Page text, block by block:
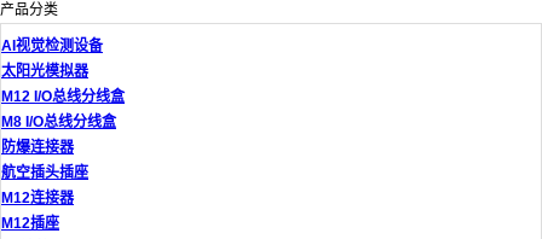
产品分类
AI视觉检测设备
太阳光模拟器
M12 I/O总线分线盒
M8 I/O总线分线盒
防爆连接器
航空插头插座
M12连接器
M12插座